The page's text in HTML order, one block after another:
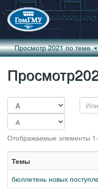
Просмотр 2021 по теме
Отображаемые элементы 1-
Темы
бюллетень новых